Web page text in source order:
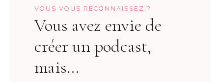
VOUS VOUS RECONNAISSEZ ?
Vous avez envie de
créer un podcast,
mais...